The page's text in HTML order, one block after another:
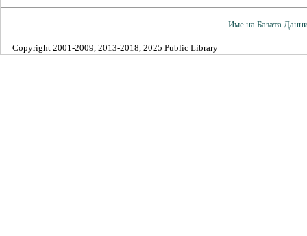
Име на Базата
Copyright 2001-2009, 2013-2018, 2025 Public Library